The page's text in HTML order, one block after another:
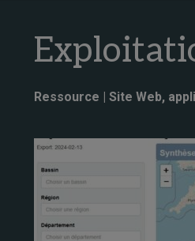
Ressource | Site Web,